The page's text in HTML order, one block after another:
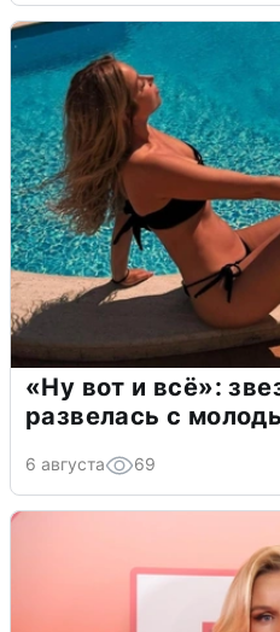
«Ну вот и всё»:
развелась с
6 августа 69